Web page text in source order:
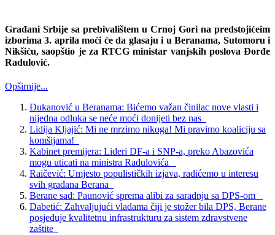
Građani Srbije sa prebivalištem u Crnoj Gori na predstojićeim
izborima 3. aprila moći će da glasaju i uBeranama, Sutomoru i
Nikšiću, saopštio je za RTCG ministar vanjskih poslova Đorđe
Radulović.
Opširnije...
Đukanović u Beranama: Bićemo važan činilac nove vlasti i
nijedna odluka se neće moći donijeti bez nas
Lidija Kljajić: Mi ne mrzimo nikoga! Mi pravimo koaliciju sa
komšijama!
Kabinet premijera: Lideri DF-a i SNP-a, preko Abazovića
mogu uticati na ministra Radulovića
Raičević: Umjesto populističkih izjava, radićemo u interesu
svih građana Berana
Berane sad: Paunović sprema alibi za saradnju sa DPS-om
Dabetić: Zahvaljujući vladama čiji je stožer bila DPS, Berane
posjeduje kvalitetnu infrastrukturu za sistem zdravstvene
zaštite